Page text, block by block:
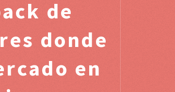
de
donde
en